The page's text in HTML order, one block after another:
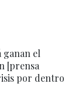
ganan el
[prensa
por dentro